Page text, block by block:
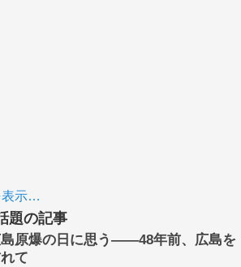
表示…
題の記事
原爆の日に思う――48年前、広島を
て